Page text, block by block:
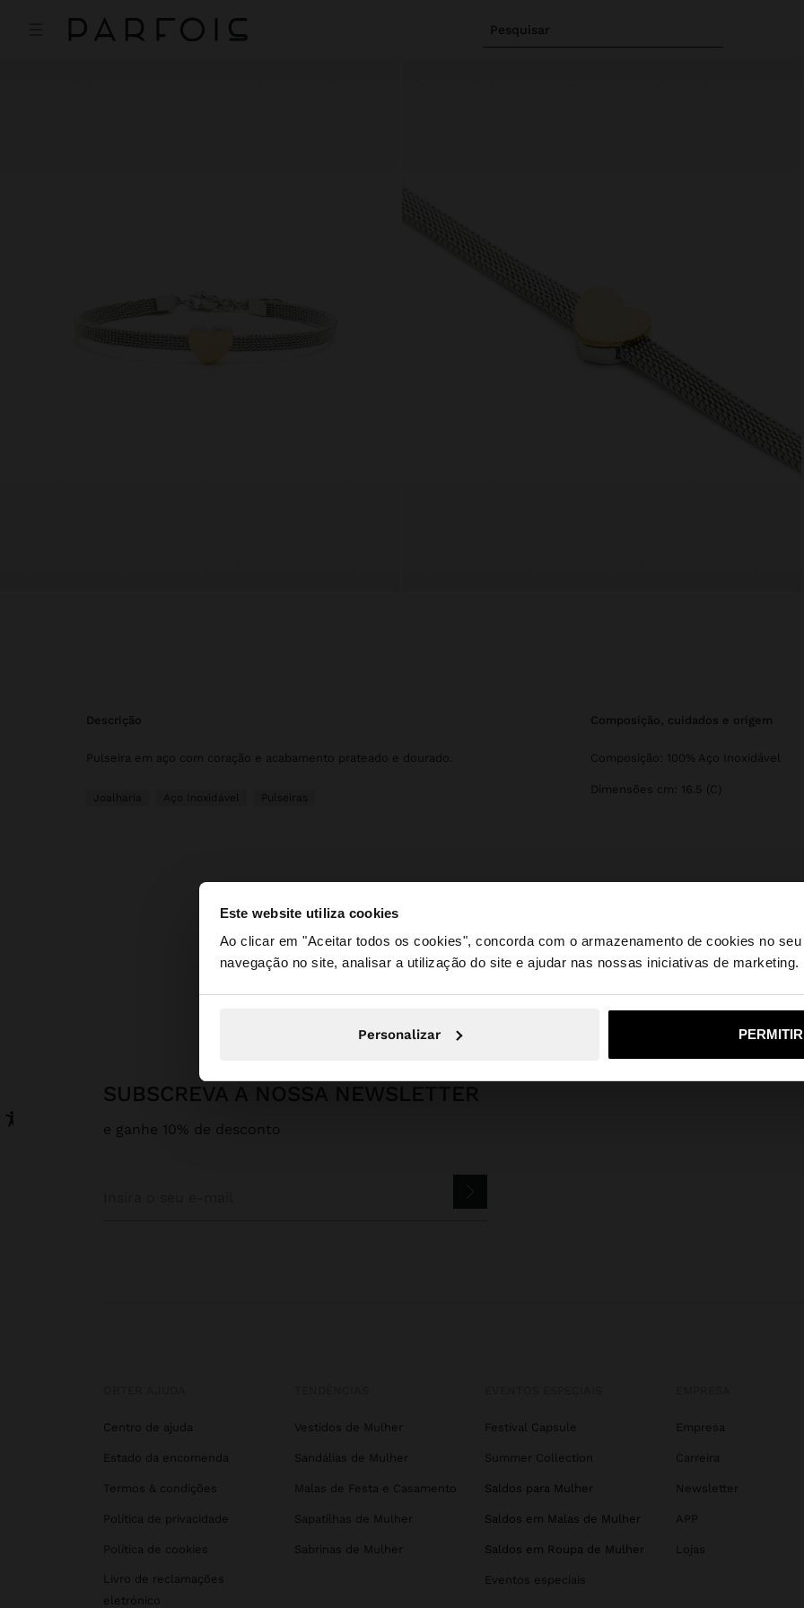
Este website utiliza cookies
Ao clicar em "Aceitar todos os cookies", concorda com o armazenamento de cookies no
navegação no site, analisar a utilização do site e ajudar nas nossas iniciativas de marketing.
Personalizar
Pesquisar
olá
Está a aceder ao site a partir de Portugal. Deseja navegar no nosso site
Sim,
descrição
Pulseira em aço com coração e acabamento prateado e dourado.
Aço Inoxidável Pulseiras
composição, cuidados e origem
Composição: 100% Aço Inoxidável
Dimensões cm: 16.5 (C)
SUBSCREVA A NOSSA NEWSLETTER
e ganhe 10% de desconto
Centro de ajuda
Estado da encomenda
Termos & condições
Política de privacidade
Política de cookies
Livro de reclamações
eletrónico
Vestidos de Mulher
Sandálias de Mulher
Malas de Festa e Casamento
Sapatilhas de Mulher
Sabrinas de Mulher
Festival Capsule
Summer Collection
Saldos para Mulher
Saldos em Malas de Mulher
Saldos em Roupa de Mulher
Eventos especiais
Empresa
Carreira
Newsletter
APP
Lojas